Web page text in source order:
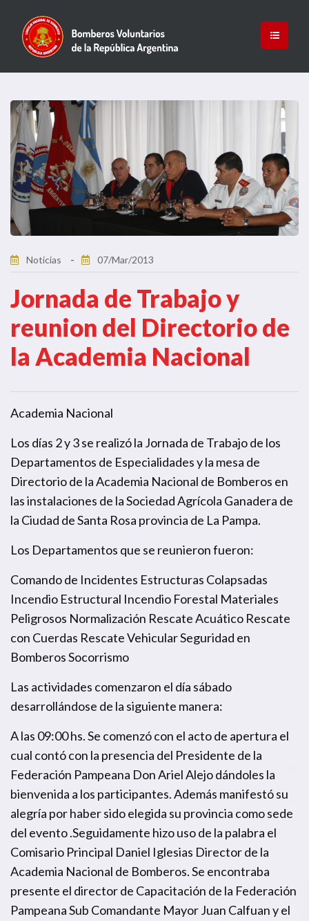
Noticias 07/Mar/2013
Jornada de Trabajo y
reunion del Directorio de
la Academia Nacional
Academia Nacional
Los días 2 y 3 se realizó la Jornada de Trabajo de los
Departamentos de Especialidades y la mesa de
Directorio de la Academia Nacional de Bomberos en
las instalaciones de la Sociedad Agrícola Ganadera de
la Ciudad de Santa Rosa provincia de La Pampa.
Los Departamentos que se reunieron fueron:
Comando de Incidentes Estructuras Colapsadas
Incendio Estructural Incendio Forestal Materiales
Peligrosos Normalización Rescate Acuático Rescate
con Cuerdas Rescate Vehicular Seguridad en
Bomberos Socorrismo
Las actividades comenzaron el día sábado
desarrollándose de la siguiente manera:
A las 09:00 hs. Se comenzó con el acto de apertura el
cual contó con la presencia del Presidente de la
Federación Pampeana Don Ariel Alejo dándoles la
bienvenida a los participantes. Además manifestó su
alegría por haber sido elegida su provincia como sede
del evento .Seguidamente hizo uso de la palabra el
Comisario Principal Daniel Iglesias Director de la
Academia Nacional de Bomberos. Se encontraba
presente el director de Capacitación de la Federación
Pampeana Sub Comandante Mayor Juan Calfuan y el